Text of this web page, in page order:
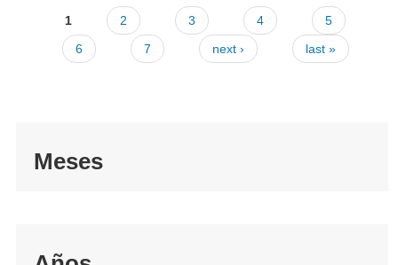
1 2 3 4
5
6
7 next › last »
Meses